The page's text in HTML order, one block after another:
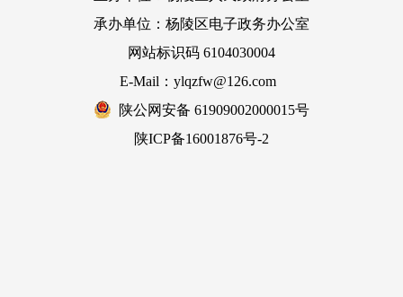
承办单位：杨陵区电子政务办公室
网站标识码 6104030004
E-Mail：ylqzfw@126.com
陕公网安备 61909002000015号
陕ICP备16001876号-2